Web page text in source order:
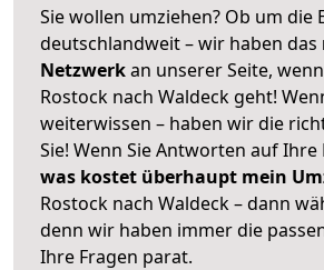
Sie wollen umziehen? Ob um die
deutschlandweit – wir haben das
Netzwerkan unserer Seite,
Rostock nach Waldeck geht!
weiterwissen – haben wir die
Sie! Wenn Sie Antworten auf Ihre
was kostet überhaupt mein
Rostock nach Waldeck – dann
denn wir haben immer die
Ihre Fragen parat.